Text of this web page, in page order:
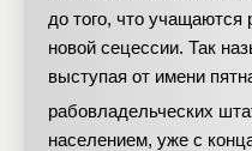
до того, что учащаются
новой сецессии. Так
выступая от имени
рабовладельческих
населением, уже с